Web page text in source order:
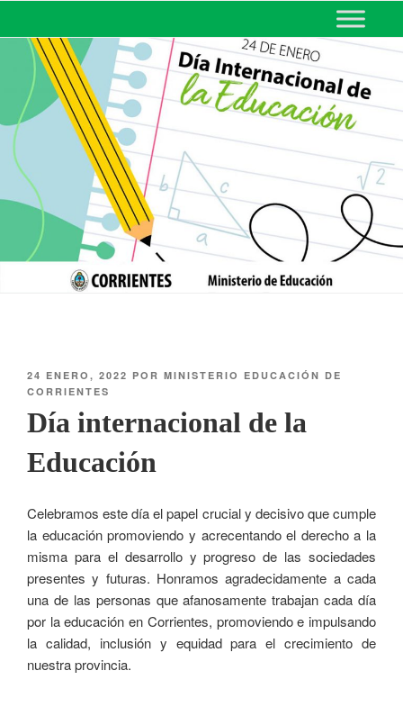
MINISTERIO DE EDUCACIÓN
DE CORRIENTES
24 ENERO, 2022 POR MINISTERIO EDUCACIÓN DE
CORRIENTES
Día internacional de la
Educación
Celebramos este día el papel crucial y decisivo que cumple
la educación promoviendo y acrecentando el derecho a la
misma para el desarrollo y progreso de las sociedades
presentes y futuras. Honramos agradecidamente a cada
una de las personas que afanosamente trabajan cada día
por la educación en Corrientes, promoviendo e impulsando
la calidad, inclusión y equidad para el crecimiento de
nuestra provincia.